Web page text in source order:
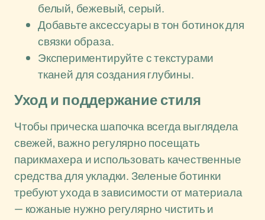
белый, бежевый, серый.
Добавьте аксессуары в тон ботинок для
связки образа.
Экспериментируйте с текстурами
тканей для создания глубины.
Уход и поддержание стиля
Чтобы прическа шапочка всегда выглядела
свежей, важно регулярно посещать
парикмахера и использовать качественные
средства для укладки. Зеленые ботинки
требуют ухода в зависимости от материала
— кожаные нужно регулярно чистить и